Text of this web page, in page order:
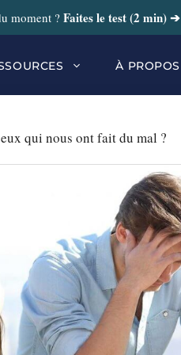
moment ? Faites le test (2 min) ➔
À PROPOS
qui nous ont fait du mal ?